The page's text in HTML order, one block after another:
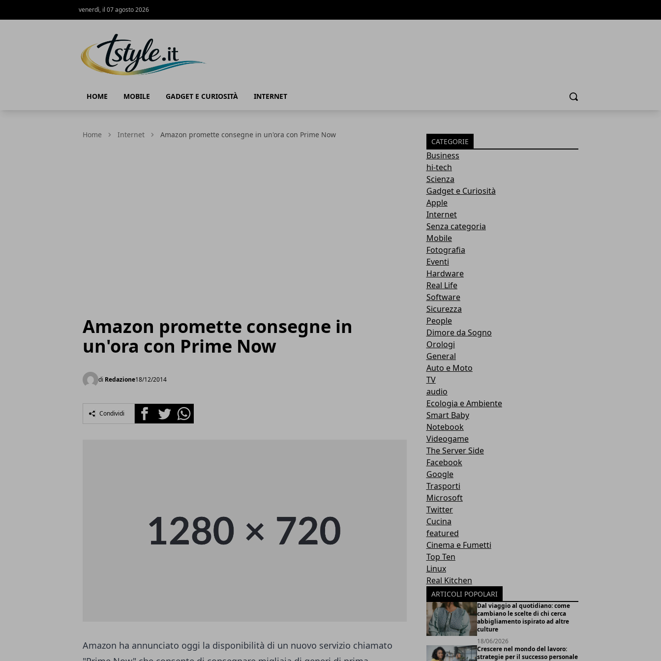
venerdì, il 07 agosto 2026
HOME MOBILE GADGET E CURIOSITÀ INTERNET Cerca
Home Internet Amazon promette consegne in un'ora con Prime Now
Amazon promette consegne in
un'ora con Prime Now
di Redazione18/12/2014
Condividi FacebookTwitterWhatsapp
Amazon ha annunciato oggi la disponibilità di un nuovo servizio chiamato
CATEGORIE
Business
hi-tech
Scienza
Gadget e Curiosità
Apple
Internet
Senza categoria
Mobile
Fotografia
Eventi
Hardware
Real Life
Software
Sicurezza
People
Dimore da Sogno
Orologi
General
Auto e Moto
TV
audio
Ecologia e Ambiente
Smart Baby
Notebook
Videogame
The Server Side
Facebook
Google
Trasporti
Microsoft
Twitter
Cucina
featured
Cinema e Fumetti
Top Ten
Linux
Real Kitchen
ARTICOLI POPOLARI
Dal viaggio al quotidiano: come
cambiano le scelte di chi cerca
abbigliamento ispirato ad altre
culture
18/06/2026
Crescere nel mondo del lavoro:
strategie per il successo personale